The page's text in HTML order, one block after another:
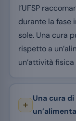
l’UFSP
durante la fase
sole. Una cura
rispetto a
un’attività
Una cura